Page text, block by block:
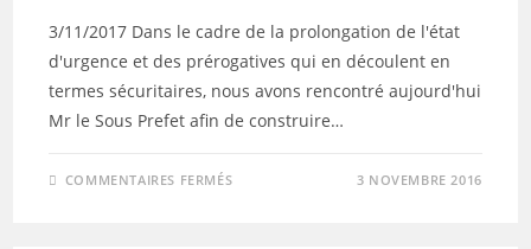
3/11/2017 Dans le cadre de la prolongation de l'état
d'urgence et des prérogatives qui en découlent en
termes sécuritaires, nous avons rencontré aujourd'hui
Mr le Sous Prefet afin de construire…
COMMENTAIRES FERMÉSSUR 3 NOVEMBRE 2016